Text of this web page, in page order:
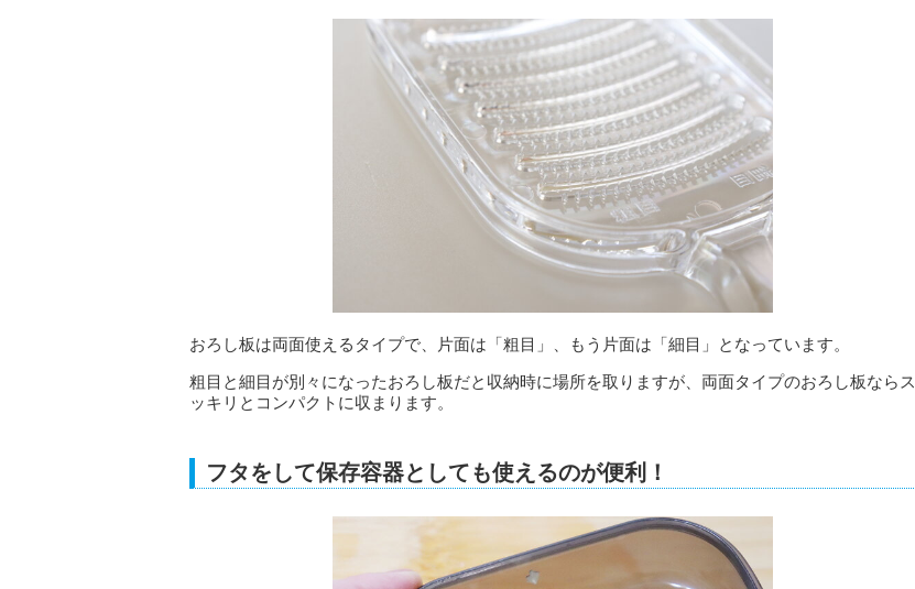
おろし板は両面使えるタイプで、片面は「粗目」、もう片面は「細目」となっています。
粗目と細目が別々になったおろし板だと収納時に場所を取りますが、両面タイプのおろし板ならス
ッキリとコンパクトに収まります。
フタをして保存容器としても使えるのが便利！